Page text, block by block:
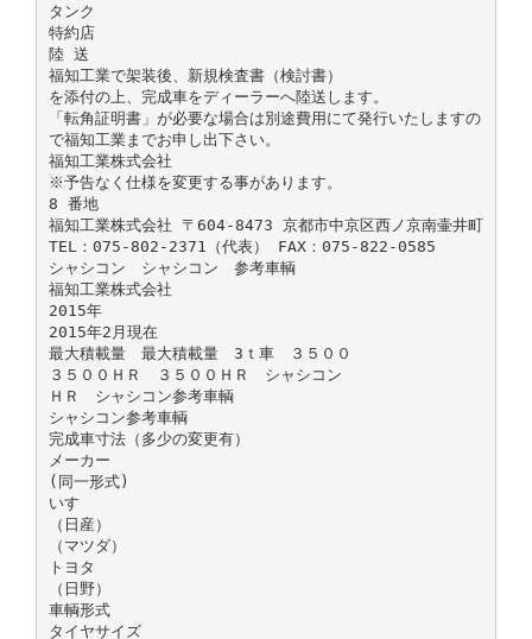
タンク
特約店
陸 送
福知工業で架装後、新規検査書（検討書）
を添付の上、完成車をディーラーへ陸送します。
「転角証明書」が必要な場合は別途費用にて発行いたしますの
で福知工業までお申し出下さい。
福知工業株式会社
※予告なく仕様を変更する事があります。
8 番地
福知工業株式会社 〒604-8473 京都市中京区西ノ京南壷井町
TEL：075-802-2371（代表） FAX：075-822-0585
シャシコン シャシコン 参考車輌
福知工業株式会社
2015年
2015年2月現在
最大積載量 最大積載量 3ｔ車 ３５００
３５００ＨＲ ３５００ＨＲ シャシコン
ＨＲ シャシコン参考車輌
シャシコン参考車輌
完成車寸法（多少の変更有）
メーカー
(同一形式)
いすゞ
（日産）
（マツダ）
トヨタ
（日野）
車輌形式
タイヤサイズ